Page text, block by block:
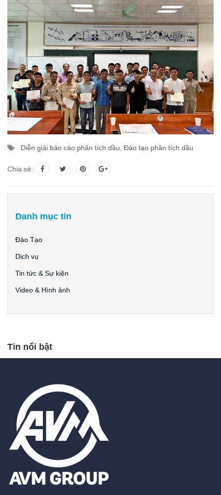
Diễn giải báo cáo phân tích dầu, Đào tạo phân tích dầu
Chia sẻ:
Danh mục tin
Đào Tạo
Dịch vụ
Tin tức & Sự kiện
Video & Hình ảnh
Tin nổi bật